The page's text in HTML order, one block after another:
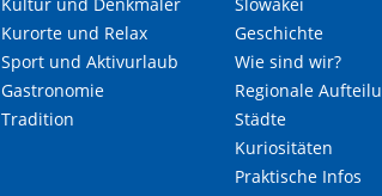
Kurorte und Relax
Sport und Aktivurlaub
Gastronomie
Tradition
Geschichte
Wie sind wir?
Regionale
Städte
Kuriositäten
Praktische Infos